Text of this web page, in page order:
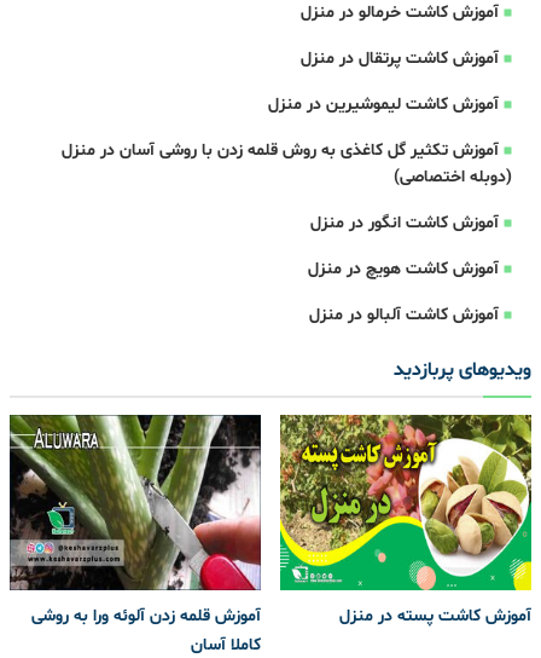
آموزش کاشت خرمالو در منزل
آموزش کاشت پرتقال در منزل
آموزش کاشت لیموشیرین در منزل
آموزش تکثیر گل کاغذی به روش قلمه زدن با روشی آسان در منزل
(دوبله اختصاصی)
آموزش کاشت انگور در منزل
آموزش کاشت هویچ در منزل
آموزش کاشت آلبالو در منزل
ویدیوهای پربازدید
آموزش کاشت پسته در منزل
آموزش قلمه زدن آلوئه ورا به روشی
کاملا آسان